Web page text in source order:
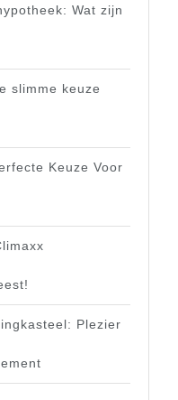
Wat zijn
slimme keuze
Keuze Voor
Plezier